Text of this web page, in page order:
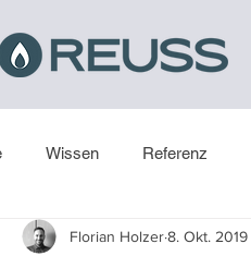
Wissen Referenz
Florian Holzer8. Okt. 2019